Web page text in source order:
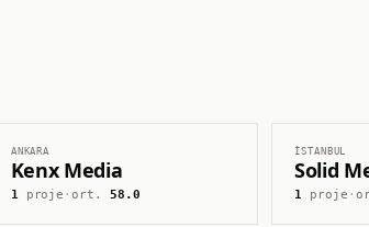
ANKARA
Kenx Media
1proje ·ort. 58.0
İSTANBUL
Solid
1 proje ·